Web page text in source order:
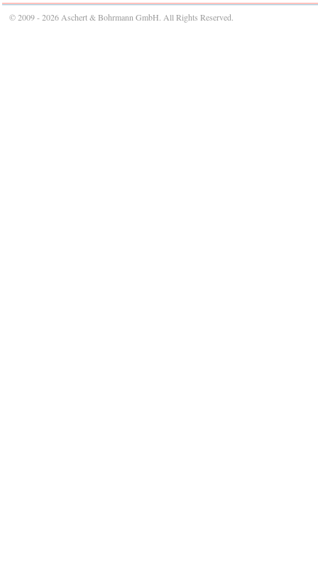
© 2009 - 2026 Aschert & Bohrmann GmbH. All Rights Reserved.